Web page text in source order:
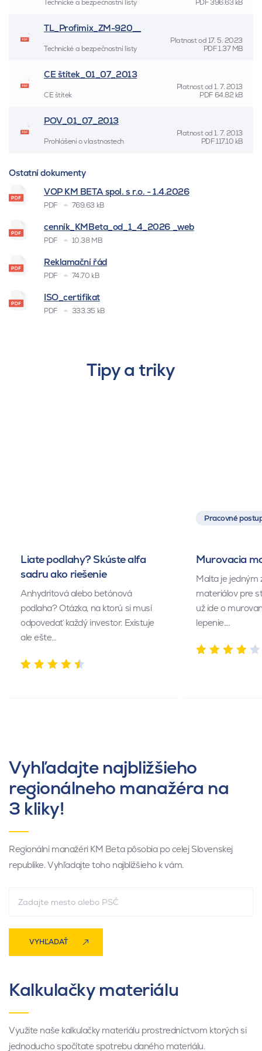
Technické a bezpečnostní listy PDF 396.63 kB
TL_Profimix_ZM-920__
Platnost od17. 5. 2023
Technické a bezpečnostní listy
PDF1.37 MB
CE štítek_01_07_2013
Platnost od1. 7. 2013
CE štítek
PDF 64.82 kB
POV_01_07_2013
Platnost od1. 7. 2013
Prohlášení o vlastnostech
PDF117.10 kB
Ostatní dokumenty
VOP KM BETA spol. s r.o. - 1.4.2026
PDF 769.63 kB
cenník_KMBeta_od_1_4_2026 _web
PDF 10.38 MB
Reklamační řád
PDF 74.70 kB
ISO_certifikat
PDF 333.35 kB
Tipy a triky
Liate podlahy? Skúste alfa
sadru ako riešenie
Anhydritová alebo betónová
podlaha? Otázka, na ktorú si musí
odpovedať každý investor. Existuje
ale ešte…
Pracovné
Murovacia
Malta je jedným
materiálov pre
už ide o
lepenie.…
Vyhľadajte najbližšieho
regionálneho manažéra na
3 kliky!
Regionálni manažéri KM Beta pôsobia po celej Slovenskej
republike. Vyhľadajte toho najbližšieho k vám.
VYHĽADAŤ
Kalkulačky materiálu
Využite naše kalkulačky materiálu prostredníctvom ktorých si
jednoducho spočítate spotrebu daného materiálu.